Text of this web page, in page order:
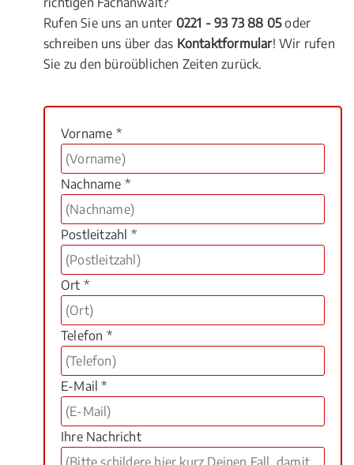
Rufen Sie uns an unter 0221 - 93 73 88 05oder
schreiben uns über das Kontaktformular! Wir rufen
Sie zu den büroüblichen Zeiten zurück.
Vorname *
Nachname *
Postleitzahl *
Ort *
Telefon *
E-Mail *
Ihre Nachricht